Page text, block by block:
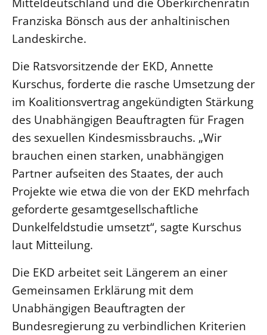
Franziska Bönsch aus der anhaltinischen
Landeskirche.
Die Ratsvorsitzende der EKD, Annette
Kurschus, forderte die rasche Umsetzung der
im Koalitionsvertrag angekündigten Stärkung
des Unabhängigen Beauftragten für Fragen
des sexuellen Kindesmissbrauchs. „Wir
brauchen einen starken, unabhängigen
Partner aufseiten des Staates, der auch
Projekte wie etwa die von der EKD mehrfach
geforderte gesamtgesellschaftliche
Dunkelfeldstudie umsetzt“, sagte Kurschus
laut Mitteilung.
Die EKD arbeitet seit Längerem an einer
Gemeinsamen Erklärung mit dem
Unabhängigen Beauftragten der
Bundesregierung zu verbindlichen Kriterien
Beruf
Freie Stellen
BIBLIOTHEK & ARCHIV
SERVICE
Älterwerden im Pfarrberuf
Beteiligungsverfahren
Beschwerdestellen
Ephoralbüro
Finanzplanung
Fundraising
IT-Service
Corporate Design
Interventionsplan
Jahresgespräche
Kantine Speiseplan
Kirchliches Amtsblatt